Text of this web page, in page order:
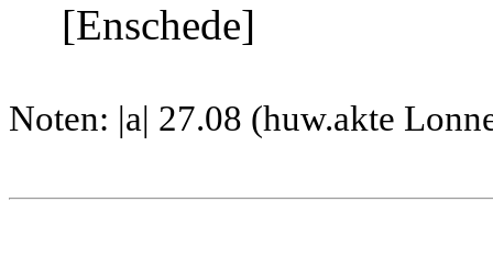
[Enschede]
Noten: |a| 27.08 (huw.akte